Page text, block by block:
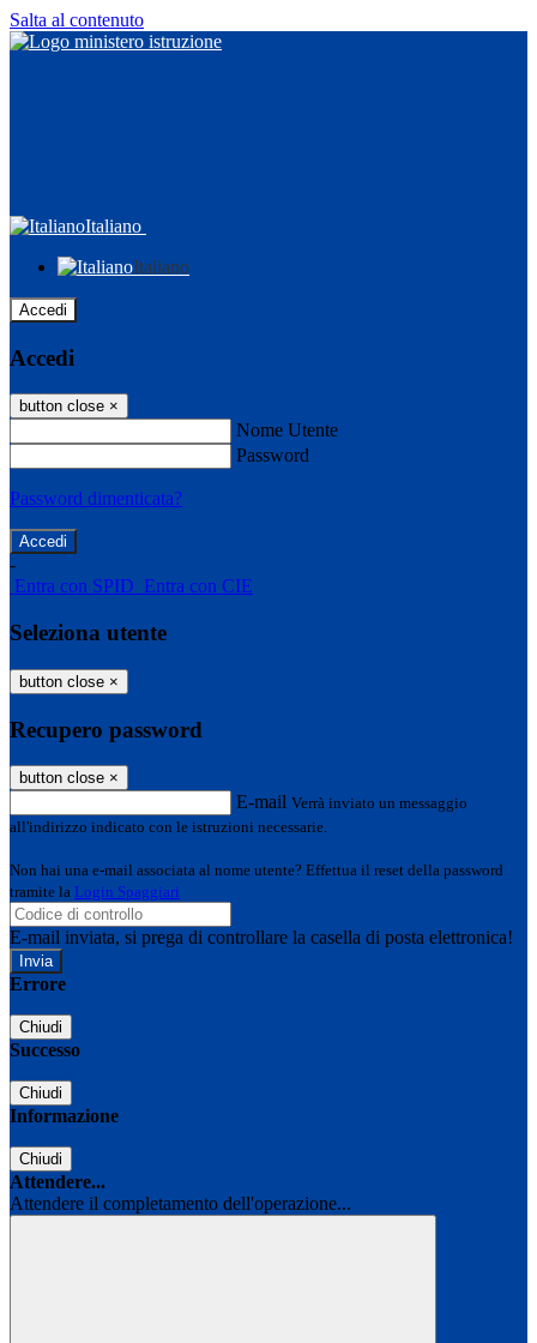
Salta al contenuto
Italiano
Italiano
Accedi
Accedi
button close ×
Nome Utente
Password
Password dimenticata?
-
Entra con SPID Entra con CIE
Seleziona utente
button close ×
Recupero password
button close ×
E-mail Verrà inviato un messaggio
all'indirizzo indicato con le istruzioni necessarie.
Non hai una e-mail associata al nome utente? Effettua il reset della password
tramite la Login Spaggiari
E-mail inviata, si prega di controllare la casella di posta elettronica!
Errore
Chiudi
Successo
Chiudi
Informazione
Chiudi
Attendere...
Attendere il completamento dell'operazione...